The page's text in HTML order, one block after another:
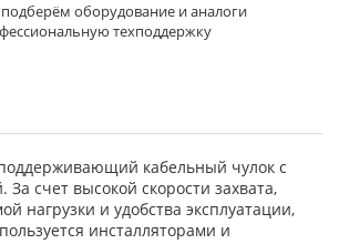
оборудование и аналоги
техподдержку
кабельный чулок с
счет высокой скорости захвата,
нагрузки и удобства эксплуатации,
инсталляторами и